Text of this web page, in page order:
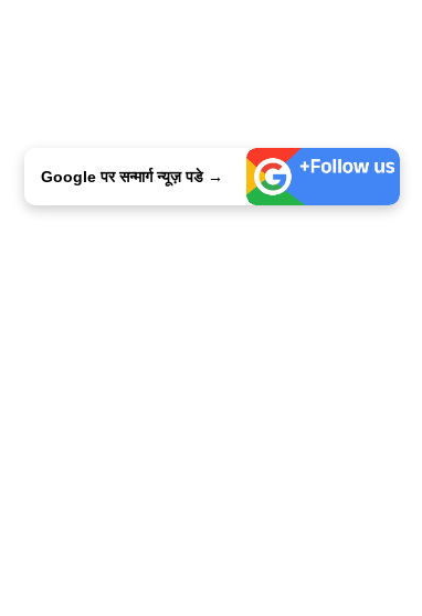
Google पर सन्मार्ग न्यूज़ पडे →